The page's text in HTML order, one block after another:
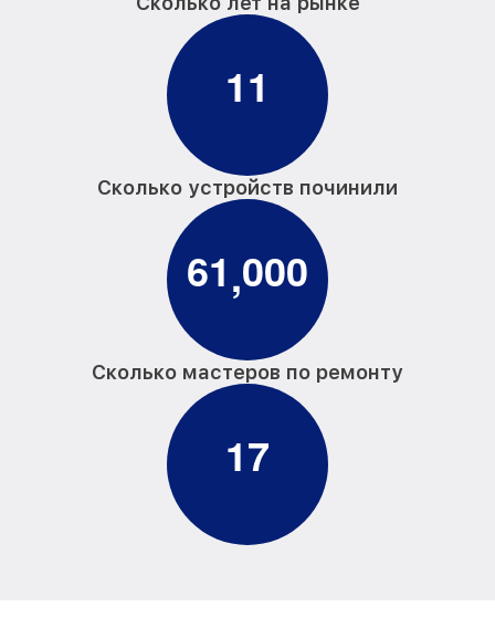
11
Сколько устройств починили
61,000
Сколько мастеров по ремонту
17